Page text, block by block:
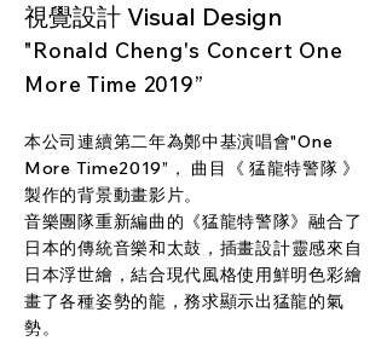
視覺設計 Visual Design
"Ronald Cheng's Concert One
More Time 2019”
本公司連續第二年為鄭中基演唱會"One
More Time2019”， 曲目《 猛龍特警隊 》
製作的背景動畫影片。
音樂團隊重新編曲的《猛龍特警隊》融合了
日本的傳統音樂和太鼓 ，插畫設計靈感來自
日本浮世繪，結合現代風格使用鮮明色彩繪
畫了各種姿勢的龍，務求顯示出猛龍的氣
勢。